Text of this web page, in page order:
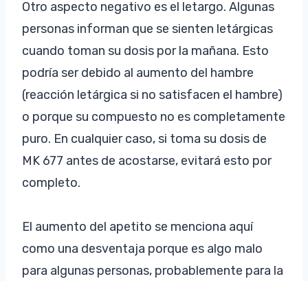
Otro aspecto negativo es el letargo. Algunas
personas informan que se sienten letárgicas
cuando toman su dosis por la mañana. Esto
podría ser debido al aumento del hambre
(reacción letárgica si no satisfacen el hambre)
o porque su compuesto no es completamente
puro. En cualquier caso, si toma su dosis de
MK 677 antes de acostarse, evitará esto por
completo.
El aumento del apetito se menciona aquí
como una desventaja porque es algo malo
para algunas personas, probablemente para la